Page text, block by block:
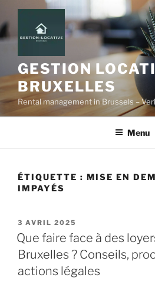
GESTION
BRUXELLES
Rental management in Brussels –
Menu
ÉTIQUETTE : MISE EN
IMPAYÉS
3 AVRIL 2025
Que faire face à des
Bruxelles ? Conseils,
actions légales